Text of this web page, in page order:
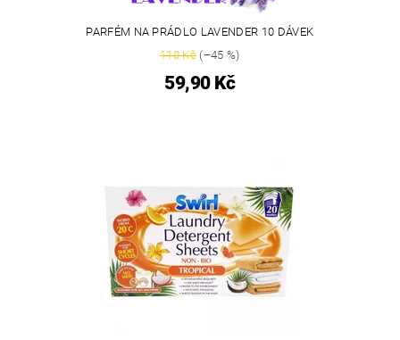
PARFÉM NA PRÁDLO LAVENDER 10 DÁVEK
110 Kč(–45 %)
59,90 Kč